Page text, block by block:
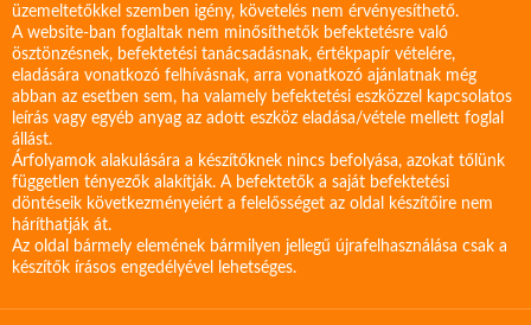
üzemeltetőkkel szemben igény, követelés nem érvényesíthető.
A website-ban foglaltak nem minősíthetők befektetésre való
ösztönzésnek, befektetési tanácsadásnak, értékpapír vételére,
eladására vonatkozó felhívásnak, arra vonatkozó ajánlatnak még
abban az esetben sem, ha valamely befektetési eszközzel kapcsolatos
leírás vagy egyéb anyag az adott eszköz eladása/vétele mellett foglal
állást.
Árfolyamok alakulására a készítőknek nincs befolyása, azokat tőlünk
független tényezők alakítják. A befektetők a saját befektetési
döntéseik következményeiért a felelősséget az oldal készítőire nem
háríthatják át.
Az oldal bármely elemének bármilyen jellegű újrafelhasználása csak a
készítők írásos engedélyével lehetséges.